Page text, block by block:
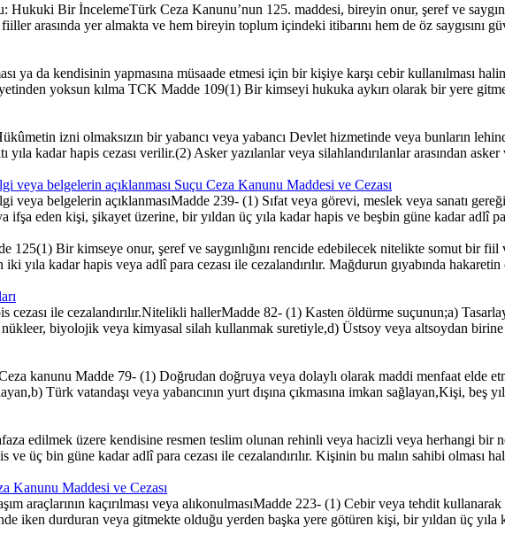
Bir İncelemeTürk Ceza Kanunu’nun 125. maddesi, bireyin onur, şeref ve
arasında yer almakta ve hem bireyin toplum içindeki itibarını hem de öz saygısını
ya da kendisinin yapmasına müsaade etmesi için bir kişiye karşı cebir kullanılması
yoksun kılma TCK Madde 109(1) Bir kimseyi hukuka aykırı olarak bir yere
izni olmaksızın bir yabancı veya yabancı Devlet hizmetinde veya bunların
yıla kadar hapis cezası verilir.(2) Asker yazılanlar veya silahlandırılanlar arasından
veya belgelerin açıklanması Suçu Ceza Kanunu Maddesi ve Cezası
veya belgelerin açıklanmasıMadde 239- (1) Sıfat veya görevi, meslek veya sanatı
eden kişi, şikayet üzerine, bir yıldan üç yıla kadar hapis ve beşbin güne kadar adlî
125(1) Bir kimseye onur, şeref ve saygınlığını rencide edebilecek nitelikte somut bir
yıla kadar hapis veya adlî para cezası ile cezalandırılır. Mağdurun gıyabında
cezası ile cezalandırılır.Nitelikli hallerMadde 82- (1) Kasten öldürme suçunun;a)
nükleer, biyolojik veya kimyasal silah kullanmak suretiyle,d) Üstsoy veya altsoydan birine
kanunu Madde 79- (1) Doğrudan doğruya veya dolaylı olarak maddi menfaat elde
Türk vatandaşı veya yabancının yurt dışına çıkmasına imkan sağlayan,Kişi, beş
edilmek üzere kendisine resmen teslim olunan rehinli veya hacizli veya herhangi bir
ve üç bin güne kadar adlî para cezası ile cezalandırılır. Kişinin bu malın sahibi olması
Kanunu Maddesi ve Cezası
araçlarının kaçırılması veya alıkonulmasıMadde 223- (1) Cebir veya tehdit
iken durduran veya gitmekte olduğu yerden başka yere götüren kişi, bir yıldan üç yıla